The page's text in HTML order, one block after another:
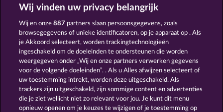
Wild Rapa Nui Super Duper Moorhuhn
Book Of The Ages Beautiful Nature
Wij vinden uw privacy belangrijk
Wij en onze887 partners slaan persoonsgegevens, zoals
browsegegevens of unieke identificatoren, op je apparaat op . Als
je Akkoord selecteert, worden trackingtechnologieën
ingeschakeld om de doeleinden te ondersteunen die worden
weergegeven onder „Wij en onze partners verwerken gegevens
voor de volgende doeleinden”. . Als u Alles afwijzen selecteert of
uw toestemming intrekt, worden deze uitgeschakeld. Als
trackers zijn uitgeschakeld, zijn sommige content en advertenties
die je ziet wellicht niet zo relevant voor jou. Je kunt dit menu
opnieuw openen om je keuzes te wijzigen of je toestemming op